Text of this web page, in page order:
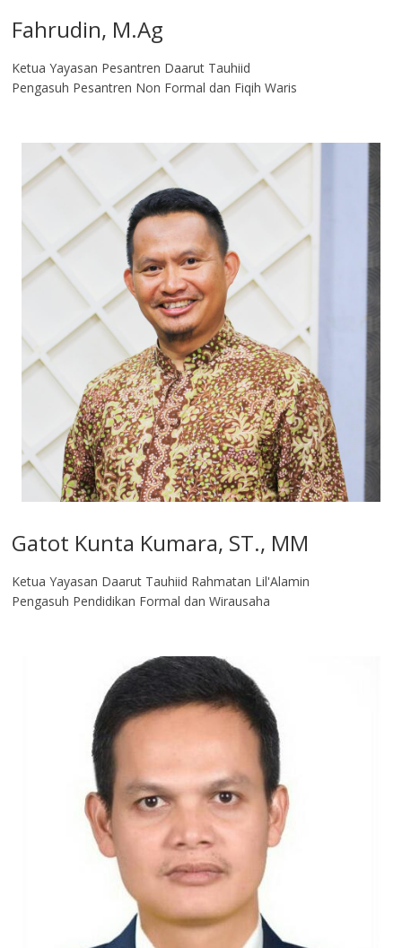
Fahrudin, M.Ag​
Ketua Yayasan Pesantren Daarut Tauhiid
Pengasuh Pesantren Non Formal dan Fiqih Waris
Gatot Kunta Kumara, ST., MM
Ketua Yayasan Daarut Tauhiid Rahmatan Lil'Alamin
Pengasuh Pendidikan Formal dan Wirausaha